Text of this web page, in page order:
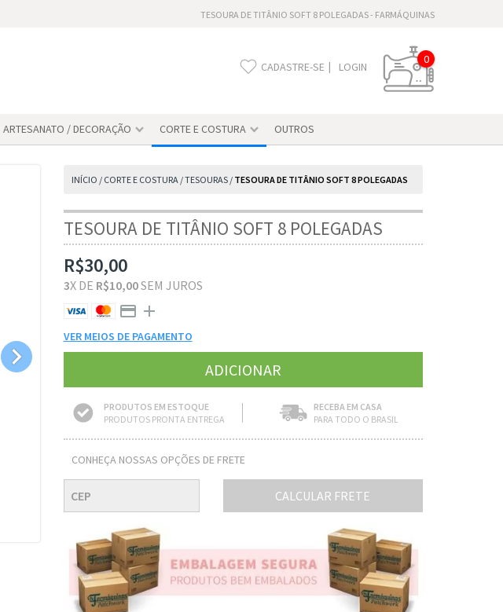
TESOURA DE TITÂNIO SOFT 8 POLEGADAS - FARMÁQUINAS
0
CADASTRE-SE | LOGIN
ARTESANATO / DECORAÇÃO CORTE E COSTURA OUTROS

INÍCIO / CORTE E COSTURA /TESOURAS / TESOURA DE TITÂNIO SOFT 8 POLEGADAS
TESOURA DE TITÂNIO SOFT 8 POLEGADAS
R$30,00
3X DE R$10,00SEM JUROS
VER MEIOS DE PAGAMENTO
PRODUTOS EM ESTOQUE
PRODUTOS PRONTA ENTREGA
RECEBA EM CASA
PARA TODO O BRASIL
CONHEÇA NOSSAS OPÇÕES DE FRETE
CALCULAR FRETE